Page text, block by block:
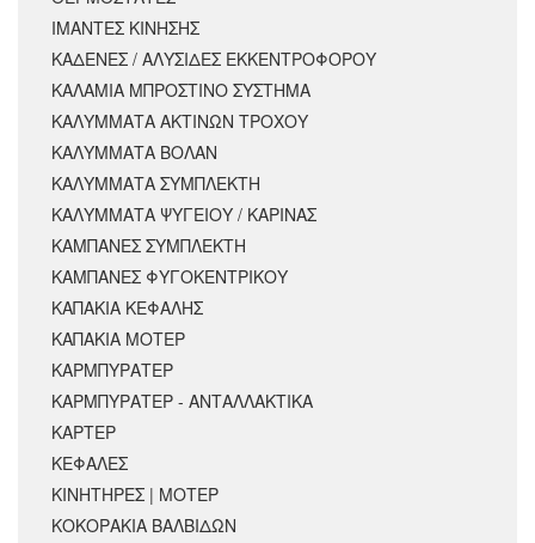
ΙΜΑΝΤΕΣ ΚΙΝΗΣΗΣ
ΚΑΔΕΝΕΣ / ΑΛΥΣΙΔΕΣ ΕΚΚΕΝΤΡΟΦΟΡΟΥ
ΚΑΛΑΜΙΑ ΜΠΡΟΣΤΙΝΟ ΣΥΣΤΗΜΑ
ΚΑΛΥΜΜΑΤΑ ΑΚΤΙΝΩΝ ΤΡΟΧΟΥ
ΚΑΛΥΜΜΑΤΑ ΒΟΛΑΝ
ΚΑΛΥΜΜΑΤΑ ΣΥΜΠΛΕΚΤΗ
ΚΑΛΥΜΜΑΤΑ ΨΥΓΕΙΟΥ / ΚΑΡΙΝΑΣ
ΚΑΜΠΑΝΕΣ ΣΥΜΠΛΕΚΤΗ
ΚΑΜΠΑΝΕΣ ΦΥΓΟΚΕΝΤΡΙΚΟΥ
ΚΑΠΑΚΙΑ ΚΕΦΑΛΗΣ
ΚΑΠΑΚΙΑ ΜΟΤΕΡ
ΚΑΡΜΠΥΡΑΤΕΡ
ΚΑΡΜΠΥΡΑΤΕΡ - ΑΝΤΑΛΛΑΚΤΙΚΑ
ΚΑΡΤΕΡ
ΚΕΦΑΛΕΣ
ΚΙΝΗΤΗΡΕΣ | ΜΟΤΕΡ
ΚΟΚΟΡΑΚΙΑ ΒΑΛΒΙΔΩΝ